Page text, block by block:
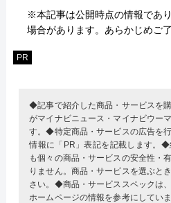
※本記事は公開時点の情報であ
場合があります。あらかじめご
PR
◆記事で紹介した商品・サービスを
がマイナビニュース・マイナビウー
す。◆特定商品・サービスの広告を
情報に「PR」表記を記載します。
も個々の商品・サービスの安全性・
りません。商品・サービスを選ぶと
さい。◆商品・サービススペックは
ホームページの情報を参考にしてい